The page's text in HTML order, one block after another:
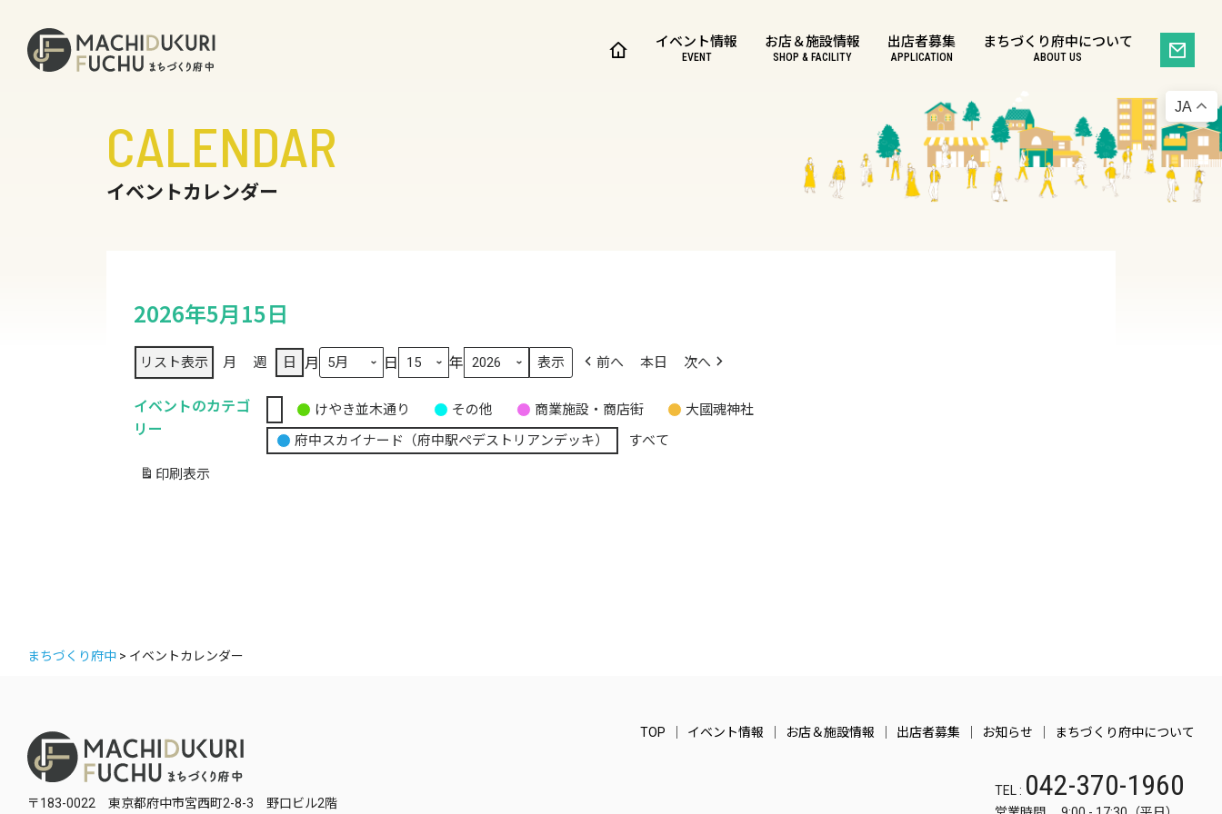
イベント情報
EVENT
お店＆施設情報
SHOP & FACILITY
出店者募集
APPLICATION
まちづくり府中について
ABOUT US
CALENDAR
イベントカレンダー
2026年5月15日
リスト表示 月 週 日 月 日 年 前へ 本日 次へ
イベントのカテゴ
リー
無
題
けやき並木通り その他 商業施設・商店街
大國魂神社
府中スカイナード（府中駅ペデストリアンデッキ）
すべて
印刷 表示
まちづくり府中 > イベントカレンダー
〒183-0022 東京都府中市宮西町2-8-3 野口ビル2階
TOP イベント情報 お店＆施設情報 出店者募集 お知らせ まちづくり府中について
TEL : 042-370-1960
JA